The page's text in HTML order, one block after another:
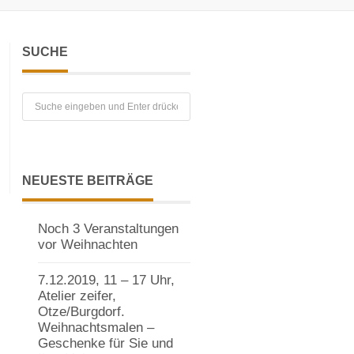
SUCHE
NEUESTE BEITRÄGE
Noch 3 Veranstaltungen
vor Weihnachten
7.12.2019, 11 – 17 Uhr,
Atelier zeifer,
Otze/Burgdorf.
Weihnachtsmalen –
Geschenke für Sie und